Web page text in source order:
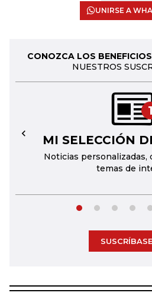
UNIRSE A
CONOZCA LOS
NUESTROS
1
MI SELECCIÓN
Noticias personalizadas,
temas de
←